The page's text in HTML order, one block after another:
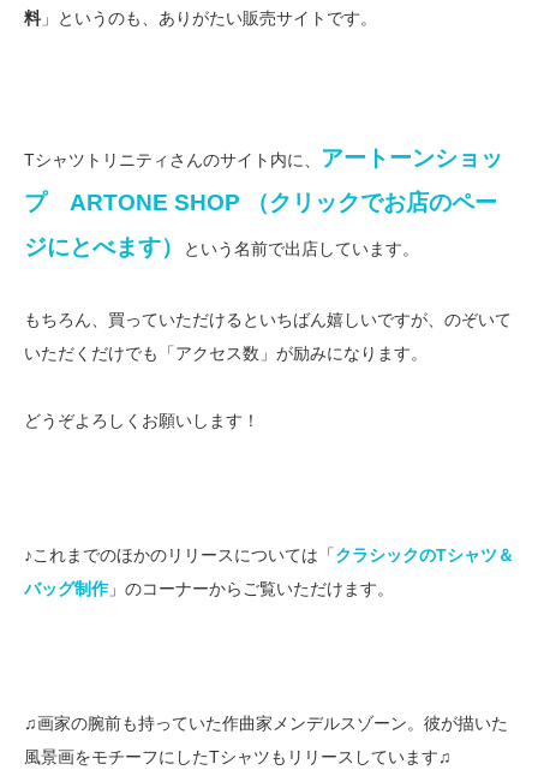
料 」というのも、ありがたい販売サイトです。
Tシャツトリニティさんのサイト内に、 アートーンショッ
プ ARTONE SHOP （クリックでお店のペー
ジにとべます）
という名前で出店しています。
もちろん、買っていただけるといちばん嬉しいですが、のぞいて
いただくだけでも「アクセス数」が励みになります。
どうぞよろしくお願いします！
♪これまでのほかのリリースについては「クラシックのTシャツ＆
バッグ制作」のコーナーからご覧いただけます。
♫画家の腕前も持っていた作曲家メンデルスゾーン。彼が描いた
風景画をモチーフにしたTシャツもリリースしています♫